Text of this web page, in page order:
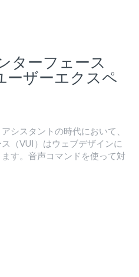
ターフェース
ーザーエクスペ
シスタントの時代において、
（VUI）はウェブデザインに
す。音声コマンドを使って対